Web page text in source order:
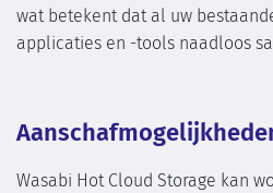
wat betekent dat al uw
applicaties en -tools naadloos
Wasabi Hot Cloud Storage kan